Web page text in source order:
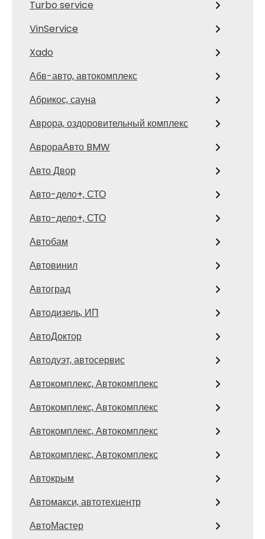
Turbo service
VinService
Xado
Абв-авто, автокомплекс
Абрикос, сауна
Аврора, оздоровительный комплекс
АврораАвто BMW
Авто Двор
Авто-дело+, СТО
Авто-дело+, СТО
Автобам
Автовинил
Автоград
Автодизель, ИП
АвтоДоктор
Автодуэт, автосервис
Автокомплекс, Автокомплекс
Автокомплекс, Автокомплекс
Автокомплекс, Автокомплекс
Автокомплекс, Автокомплекс
Автокрым
Автомакси, автотехцентр
АвтоМастер